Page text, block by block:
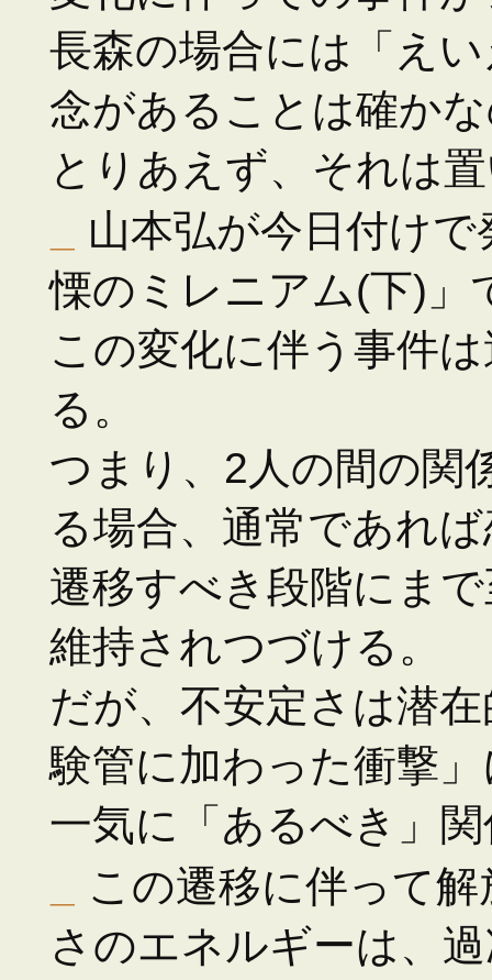
長森の場合には「え
念があることは確か
とりあえず、それは
山本弘が今日付け
慄のミレニアム(下)」
この変化に伴う事件
る。
つまり、2人の間の関
る場合、通常であれ
遷移すべき段階にま
維持されつづける。
だが、不安定さは潜
験管に加わった衝撃
一気に「あるべき」
この遷移に伴って
さのエネルギーは、